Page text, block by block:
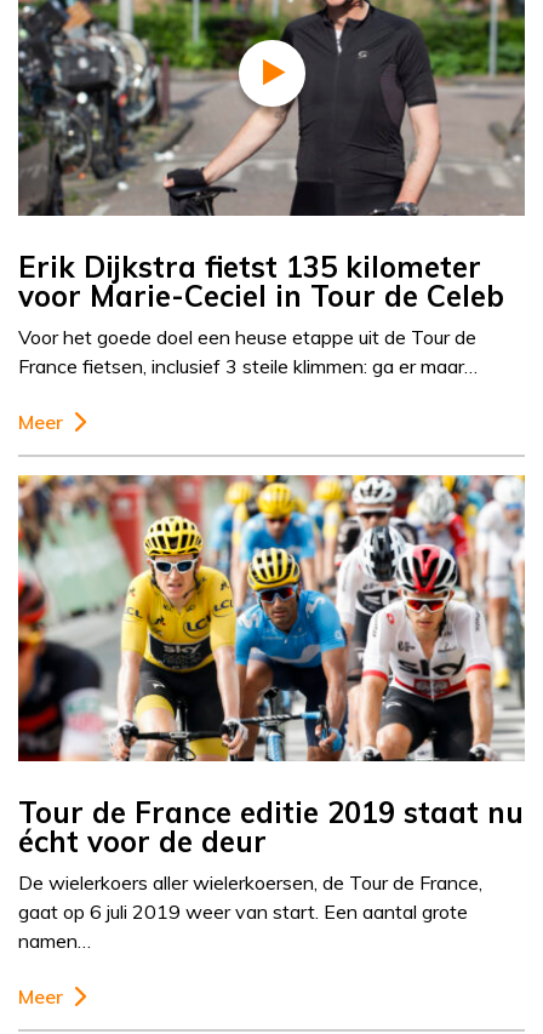
Erik Dijkstra fietst 135 kilometer
voor Marie-Ceciel in Tour de Celeb
Voor het goede doel een heuse etappe uit de Tour de
France fietsen, inclusief 3 steile klimmen: ga er maar…
Meer
Tour de France editie 2019 staat nu
écht voor de deur
De wielerkoers aller wielerkoersen, de Tour de France,
gaat op 6 juli 2019 weer van start. Een aantal grote
namen…
Meer